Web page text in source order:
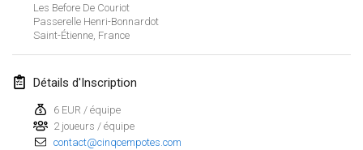
Les Before De Couriot
Passerelle Henri-Bonnardot
Saint-Étienne, France
Détails d'Inscription
6 EUR / équipe
2 joueurs / équipe
contact@cinqcempotes.com
février 2019
2 févr. 2019| Finlande
Lumi Mölkky